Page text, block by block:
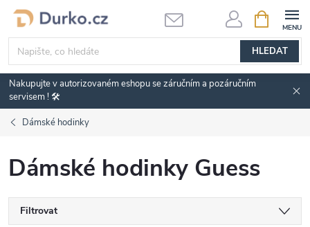
Přejít
obsah
HLEDAT
NÁKUPNÍ
KOŠÍK
Nakupujte v autorizovaném eshopu se záručním a pozáručním
servisem ! 🛠️
Dámské hodinky
Dámské hodinky Guess
Filtrovat